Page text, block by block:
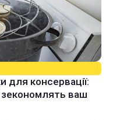
для консервації:
зекономлять ваш